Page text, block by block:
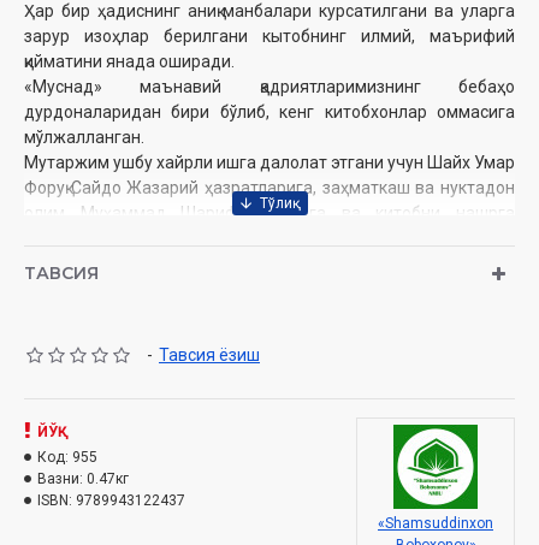
Ҳар бир ҳадиснинг аниқ манбалари курсатилгани ва уларга
зарур изоҳлар берилгани кытобнинг илмий, маърифий
қийматини янада оширади.
«Муснад» маънавий қадриятларимизнинг бебаҳо
дурдоналаридан бири бўлиб, кенг китобхонлар оммасига
мўлжалланган.
Мутаржим ушбу хайрли ишга далолат этгани учун Шайх Умар
Форуқ Сайдо Жазарий ҳазратларига, заҳматкаш ва нуктадон
олим Муҳаммад Шариф Жуманга ва китобни нашрга
миннатдорлик изҳор этади.
Номи:
Нашриёт:«Movarounnahr» Нашриёт-матбааси
ТАВСИЯ
- Тавсия ёзиш
ЙЎҚ
Код: 955
Вазни: 0.47кг
ISBN: 9789943122437
«Shamsuddinxon